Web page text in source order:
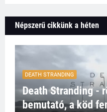
Népszerű cikkünk a héten
DEATH STRANDING
Death Stranding -
bemutató, a köd